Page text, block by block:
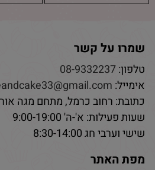
שמרו על קשר
טלפון:08-9332237
אימייל:
כתובת: רחוב כרמל, מתחם מגה
שעות פעילות: א'-ה' 9:00-19:00
שישי וערבי חג 8:30-14:00
מפת האתר